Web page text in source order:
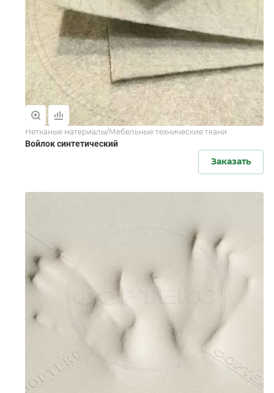
Нетканые материалы/Мебельные технические ткани
Войлок синтетический
Заказать